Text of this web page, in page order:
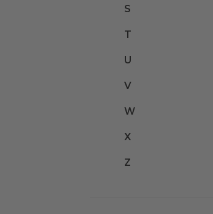
S
T
U
V
W
X
Z